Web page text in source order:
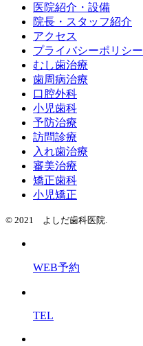
医院紹介・設備
院長・スタッフ紹介
アクセス
プライバシーポリシー
むし歯治療
歯周病治療
口腔外科
小児歯科
予防治療
訪問診療
入れ歯治療
審美治療
矯正歯科
小児矯正
© 2021 よしだ歯科医院.
WEB予約
TEL